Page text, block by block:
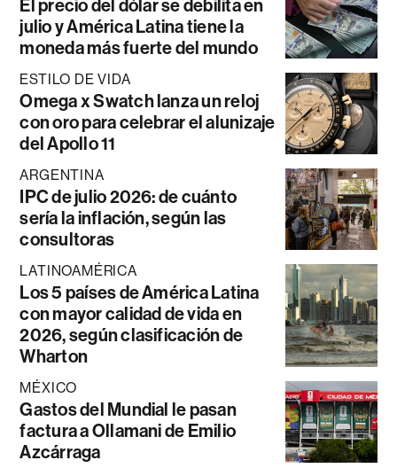
El precio del dólar se debilita en
julio y América Latina tiene la
moneda más fuerte del mundo
ESTILO DE VIDA
Omega x Swatch lanza un reloj
con oro para celebrar el alunizaje
del Apollo 11
ARGENTINA
IPC de julio 2026: de cuánto
sería la inflación, según las
consultoras
LATINOAMÉRICA
Los 5 países de América Latina
con mayor calidad de vida en
2026, según clasificación de
Wharton
MÉXICO
Gastos del Mundial le pasan
factura a Ollamani de Emilio
Azcárraga